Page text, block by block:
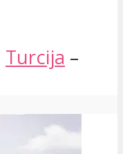
Turcija –